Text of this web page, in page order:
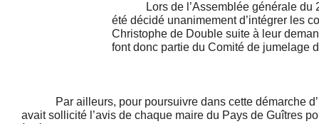
Lors de l’Assemblée générale du
été décidé unanimement d’intégrer les
Christophe de Double suite à leur
font donc partie du Comité de jumelage
Par ailleurs, pour poursuivre dans cette démarche
avait sollicité l’avis de chaque maire du Pays de Guîtres